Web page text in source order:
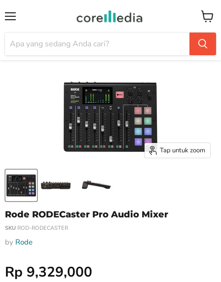
Tap untuk zoom
Rode RODECaster Pro Audio Mixer
SKU ROD-RODECASTER
by Rode
Harga Special
Rp 9,329,000